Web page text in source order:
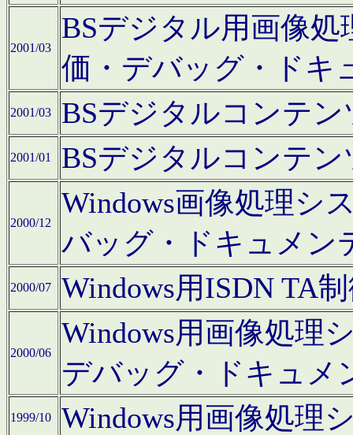
2001/03
BSデジタル用画像
価・デバッグ・ドキ
2001/03 BSデジタルコンテ
2001/01 BSデジタルコンテ
2000/12
Windows画像処理シ
バッグ・ドキュメン
2000/07 Windows用ISDN TA
2000/06
Windows用画像処理
デバッグ・ドキュメ
1999/10 Windows用画像処理